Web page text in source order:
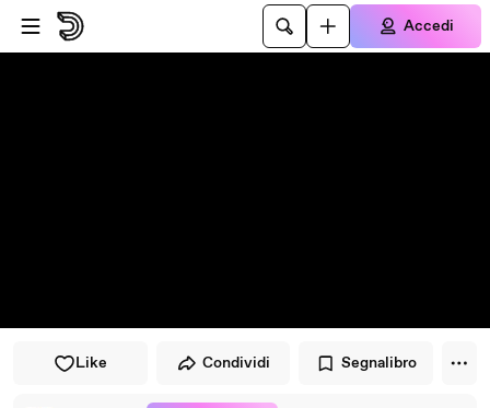
Vai al lettore
Passa al contenuto principale
Accedi
Like Condividi Segnalibro